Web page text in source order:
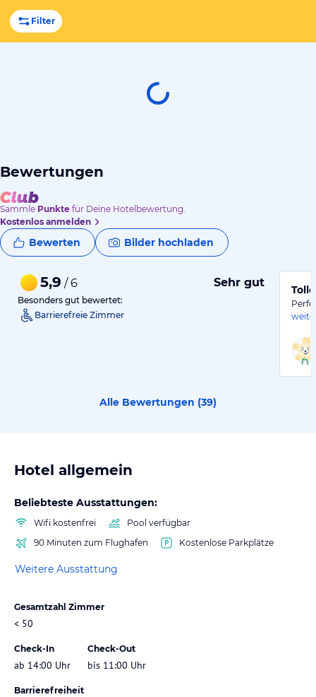
Filter
Bewertungen
Sammle Punkte für Deine Hotelbewertung.
Kostenlos anmelden
Bewerten Bilder hochladen
5,9 / 6 Sehr gut
Besonders gut bewertet:
Barrierefreie Zimmer
Alle Bewertungen (39)
Hotel allgemein
Beliebteste Ausstattungen:
Wifi kostenfrei
Pool verfügbar
90 Minuten zum Flughafen
Kostenlose Parkplätze
Weitere Ausstattung
Gesamtzahl Zimmer
< 50
Check-In
ab 14:00 Uhr
Check-Out
bis 11:00 Uhr
Barrierefreiheit